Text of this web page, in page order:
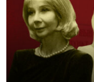
викрали
малюків
окупації
Херсона,
судитимуть
Україні.